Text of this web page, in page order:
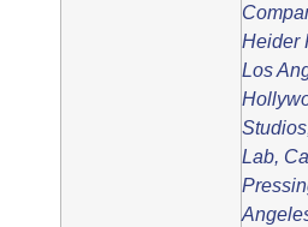
Heider
Los
Lab,